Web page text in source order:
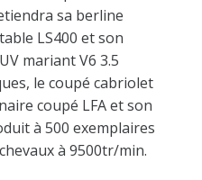
sa berline
LS400 et son
mariant V6 3.5
le coupé cabriolet
coupé LFA et son
à 500 exemplaires
à 9500tr/min.